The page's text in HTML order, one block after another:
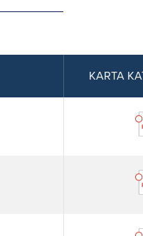
KARTA